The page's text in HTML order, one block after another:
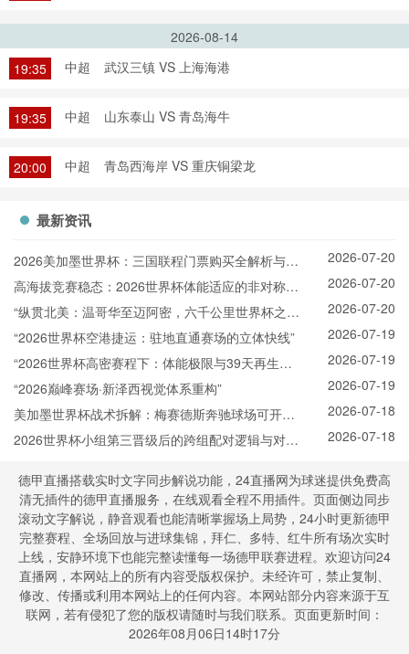
2026-08-14
19:35
中超 武汉三镇 VS 上海海港
19:35 中超 山东泰山 VS 青岛海牛
20:00 中超 青岛西海岸 VS 重庆铜梁龙
最新资讯
2026美加墨世界杯：三国联程门票购买全解析与跨
境行李极速通关实操手册
2026-07-20
高海拔竞赛稳态：2026世界杯体能适应的非对称调
控策略
2026-07-20
“纵贯北美：温哥华至迈阿密，六千公里世界杯之旅
费用拆解”
2026-07-20
“2026世界杯空港捷运：驻地直通赛场的立体快线”
2026-07-19
“2026世界杯高密赛程下：体能极限与39天再生调
控策略”
2026-07-19
“2026巅峰赛场·新泽西视觉体系重构”
2026-07-19
美加墨世界杯战术拆解：梅赛德斯奔驰球场可开合
屋顶的实时调度推演
2026-07-18
2026世界杯小组第三晋级后的跨组配对逻辑与对阵
2026-07-18
德甲直播搭载实时文字同步解说功能，24直播网为球迷提供免费高
清无插件的德甲直播服务，在线观看全程不用插件。页面侧边同步
滚动文字解说，静音观看也能清晰掌握场上局势，24小时更新德甲
完整赛程、全场回放与进球集锦，拜仁、多特、红牛所有场次实时
上线，安静环境下也能完整读懂每一场德甲联赛进程。欢迎访问24
直播网，本网站上的所有内容受版权保护。未经许可，禁止复制、
修改、传播或利用本网站上的任何内容。本网站部分内容来源于互
联网，若有侵犯了您的版权请随时与我们联系。页面更新时间：
2026年08月06日14时17分